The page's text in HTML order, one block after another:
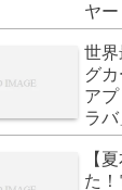
ヤ
世
グ
ア
ラ
【
た